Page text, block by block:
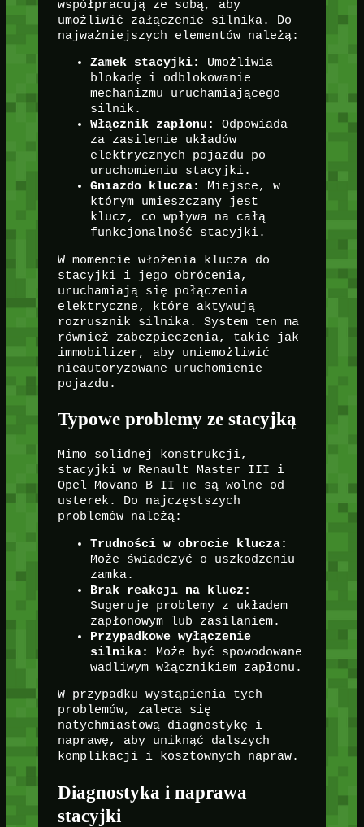
współpracują ze sobą, aby
umożliwić załączenie silnika. Do
najważniejszych elementów należą:
Zamek stacyjki:
Umożliwia
blokadę i odblokowanie
mechanizmu uruchamiającego
silnik.
Włącznik zapłonu:
Odpowiada
za zasilenie układów
elektrycznych pojazdu po
uruchomieniu stacyjki.
Gniazdo klucza:
Miejsce, w
którym umieszczany jest
klucz, co wpływa na całą
funkcjonalność stacyjki.
W momencie włożenia klucza do
stacyjki i jego obrócenia,
uruchamiają się połączenia
elektryczne, które aktywują
rozrusznik silnika. System ten ma
również zabezpieczenia, takie jak
immobilizer, aby uniemożliwić
nieautoryzowane uruchomienie
pojazdu.
Typowe problemy ze stacyjką
Mimo solidnej konstrukcji,
stacyjki w Renault Master III i
Opel Movano B II не są wolne od
usterek. Do najczęstszych
problemów należą:
Trudności w obrocie klucza:
Może świadczyć o uszkodzeniu
zamka.
Brak reakcji na klucz:
Sugeruje problemy z układem
zapłonowym lub zasilaniem.
Przypadkowe wyłączenie
silnika:
Może być spowodowane
wadliwym włącznikiem zapłonu.
W przypadku wystąpienia tych
problemów, zaleca się
natychmiastową diagnostykę i
naprawę, aby uniknąć dalszych
komplikacji i kosztownych napraw.
Diagnostyka i naprawa
stacyjki